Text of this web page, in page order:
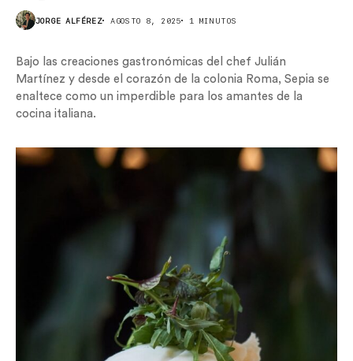
JORGE ALFÉREZ AGOSTO 8, 2025 1 MINUTOS
Bajo las creaciones gastronómicas del chef Julián
Martínez y desde el corazón de la colonia Roma, Sepia se
enaltece como un imperdible para los amantes de la
cocina italiana.